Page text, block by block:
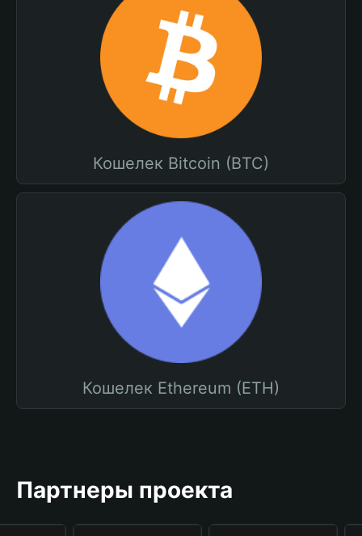
Кошелек Bitcoin (BTC)
Кошелек Ethereum (ETH)
Партнеры проекта